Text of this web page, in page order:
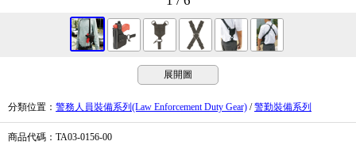
展開圖
分類位置 ： 警務人員裝備系列(Law Enforcement Duty Gear) /警勤裝備系列
商品代碼 ：TA03-0156-00